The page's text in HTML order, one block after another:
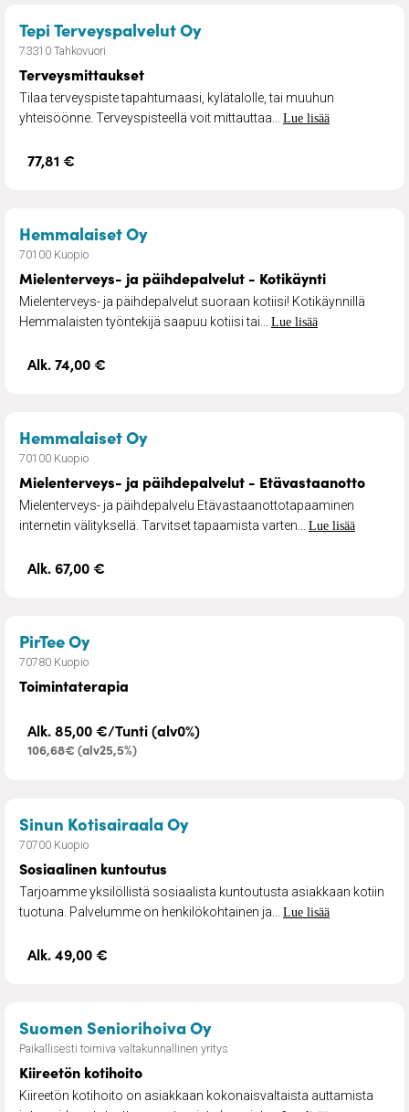
Tepi Terveyspalvelut Oy– Terveysmittaukset
73310 Tahkovuori
Terveysmittaukset
Tilaa terveyspiste tapahtumaasi, kylätalolle, tai muuhun
yhteisöönne. Terveyspisteellä voit mittauttaa... Lue lisää
77,81 €
Hemmalaiset Oy– Mielenterveys- ja
70100 Kuopio
Mielenterveys- ja päihdepalvelut - Kotikäynti
Mielenterveys- ja päihdepalvelut suoraan kotiisi! Kotikäynnillä
Hemmalaisten työntekijä saapuu kotiisi tai... Lue lisää
Alk. 74,00 €
Hemmalaiset Oy– Mielenterveys- ja
70100 Kuopio
Mielenterveys- ja päihdepalvelut - Etävastaanotto
Mielenterveys- ja päihdepalvelu Etävastaanottotapaaminen
internetin välityksellä. Tarvitset tapaamista varten... Lue lisää
Alk. 67,00 €
PirTee Oy– Toimintaterapia
70780 Kuopio
Toimintaterapia
Alk. 85,00 €/Tunti (alv0%)
106,68€ (alv25,5%)
Sinun Kotisairaala Oy– Sosiaalinen kuntoutus
70700 Kuopio
Sosiaalinen kuntoutus
Tarjoamme yksilöllistä sosiaalista kuntoutusta asiakkaan kotiin
tuotuna. Palvelumme on henkilökohtainen ja... Lue lisää
Alk. 49,00 €
Suomen Seniorihoiva Oy– Kiireetön kotihoito
Paikallisesti toimiva valtakunnallinen yritys
Kiireetön kotihoito
Kiireetön kotihoito on asiakkaan kokonaisvaltaista auttamista